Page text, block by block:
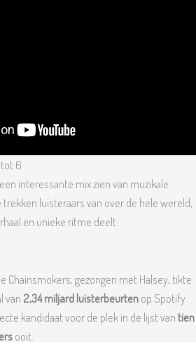
6
interessante mix zien van muzikale
luisteraars van over de hele wereld,
en unieke ritme deelt.
Chainsmokers, gezongen met Halsey, tikte
van 2,34 miljard luisterbeurtenop Spotify
kandidaat voor de plek in de lijst van tien
ooit.